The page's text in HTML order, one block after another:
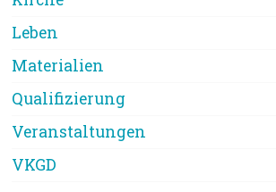
Leben
Materialien
Qualifizierung
Veranstaltungen
VKGD